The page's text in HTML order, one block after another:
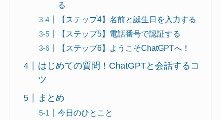
る
【ステップ4】名前と誕生日を入力する
【ステップ5】電話番号で認証する
【ステップ6】ようこそChatGPTへ！
はじめての質問！ChatGPTと会話するコ
ツ
まとめ
今日のひとこと